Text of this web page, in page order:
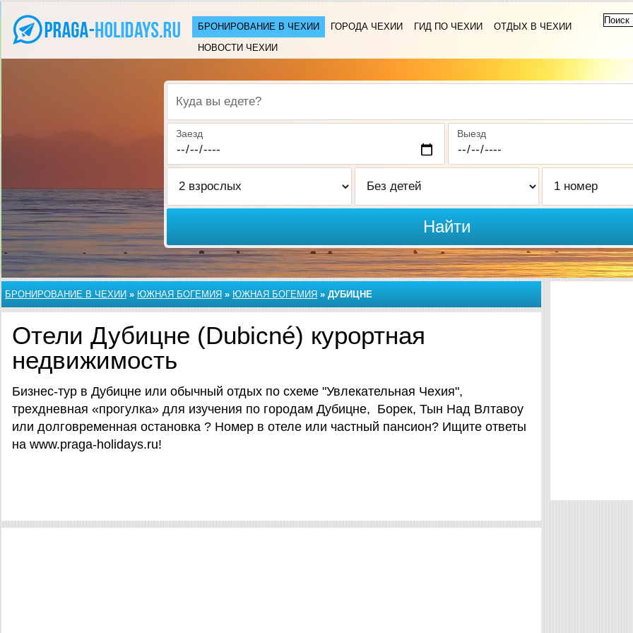
БРОНИРОВАНИЕ В ЧЕХИИ ГОРОДА ЧЕХИИ ГИД ПО ЧЕХИИ
ОТДЫХ В ЧЕХИИ
НОВОСТИ ЧЕХИИ
Куда вы едете?
Заезд Выезд
Найти
БРОНИРОВАНИЕ В ЧЕХИИ » ЮЖНАЯ БОГЕМИЯ » ЮЖНАЯ БОГЕМИЯ » ДУБИЦНЕ
Отели Дубицне (Dubicné) курортная
недвижимость
Бизнес-тур в Дубицне или обычный отдых по схеме "Увлекательная Чехия",
трехдневная «прогулка» для изучения по городам Дубицне, Борек, Тын Над Влтавоу
или долговременная остановка ? Номер в отеле или частный пансион? Ищите ответы
на www.praga-holidays.ru!